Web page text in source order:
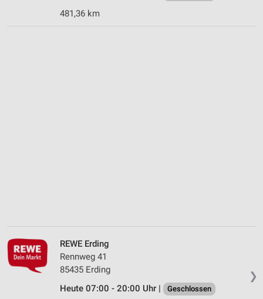
481,36 km
❯
REWE Erding
Rennweg 41
85435 Erding
Heute 07:00 - 20:00 Uhr |
Geschlossen